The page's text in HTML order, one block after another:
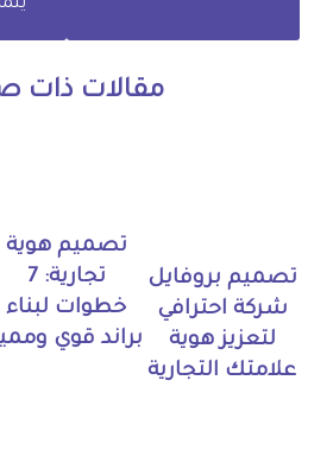
مقالات ذات
تصميم بروفايل
شركة احترافي
لتعزيز هوية
علامتك التجارية
تصميم هوية
تجارية: 7
خطوات لبناء
براند قوي